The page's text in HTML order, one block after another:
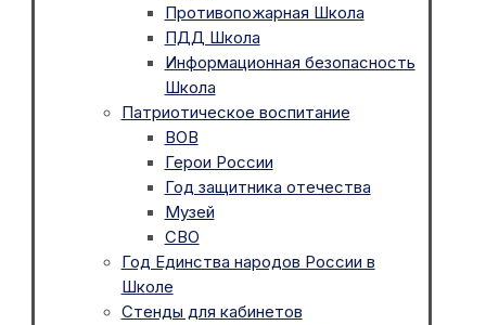
Противопожарная Школа
ПДД Школа
Информационная безопасность
Школа
Патриотическое воспитание
ВОВ
Герои России
Год защитника отечества
Музей
СВО
Год Единства народов России в
Школе
Стенды для кабинетов